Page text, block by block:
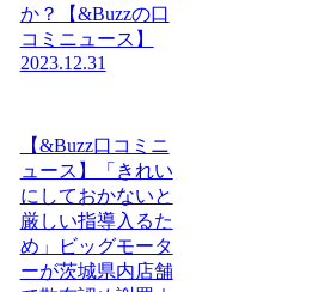
か？【&Buzzの口
コミニュース】
2023.12.31
【&Buzz口コミニ
ュース】「きれい
にしておかないと
厳しい指導入るた
め」ビッグモータ
ーが茨城県内店舗